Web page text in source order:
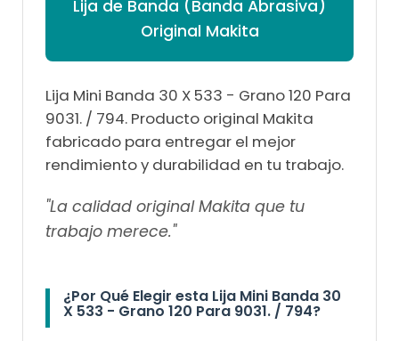
Lija de Banda (Banda Abrasiva)
Original Makita
Lija Mini Banda 30 X 533 - Grano 120 Para
9031. / 794. Producto original Makita
fabricado para entregar el mejor
rendimiento y durabilidad en tu trabajo.
"La calidad original Makita que tu
trabajo merece."
¿Por Qué Elegir esta Lija Mini Banda 30
X 533 - Grano 120 Para 9031. / 794?